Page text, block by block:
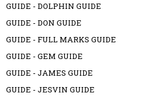
GUIDE - DOLPHIN GUIDE
GUIDE - DON GUIDE
GUIDE - FULL MARKS GUIDE
GUIDE - GEM GUIDE
GUIDE - JAMES GUIDE
GUIDE - JESVIN GUIDE